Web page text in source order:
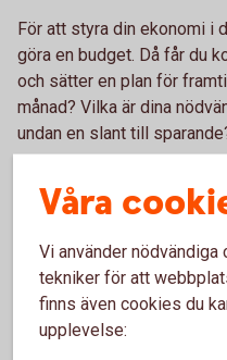
För att styra din ekonomi i
göra en budget. Då får du
och sätter en plan för
månad? Vilka är dina
undan en slant till
din övriga konsumtion.
Prioritera det du
Ha koll på de
Våra
Vi använder
tekniker för att
finns även cookies du
upplevelse: